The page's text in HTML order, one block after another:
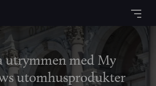
utrymmen med My
utomhusprodukter